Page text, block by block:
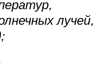
лучей,